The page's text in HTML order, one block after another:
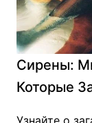
Сирены:
Которые
Узнайте о